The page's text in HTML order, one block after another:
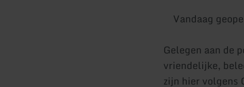
Vandaag
Gelegen aan de
vriendelijke,
zijn hier volgens